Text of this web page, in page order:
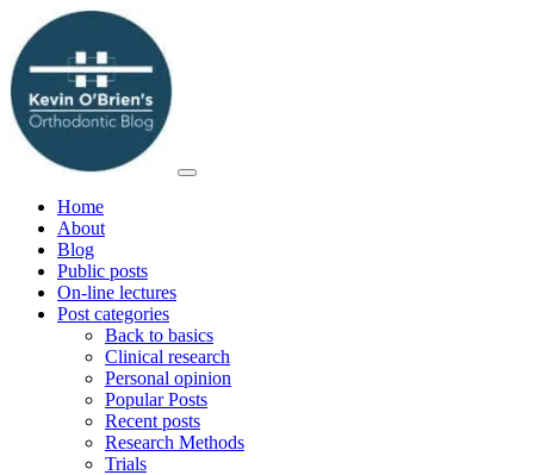
Home
About
Blog
Public posts
On-line lectures
Post categories
Back to basics
Clinical research
Personal opinion
Popular Posts
Recent posts
Research Methods
Trials